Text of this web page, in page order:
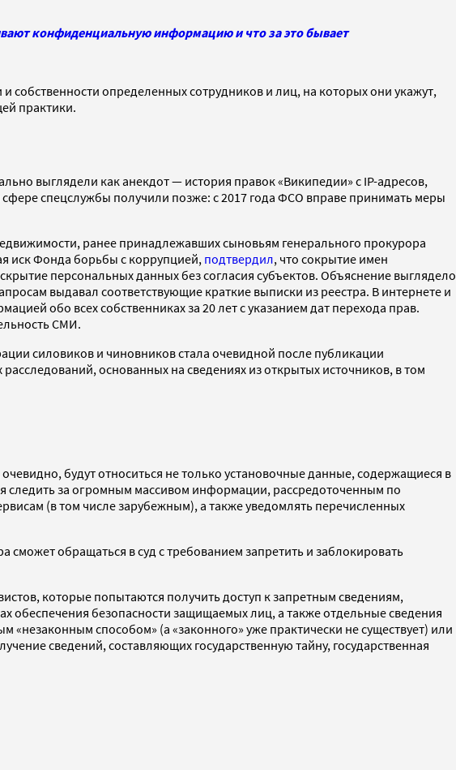
конфиденциальную информацию и что за это бывает
определенных сотрудников и лиц, на которых они укажут,
практики.
выглядели как анекдот — история правок «Википедии» с IP-адресов,
спецслужбы получили позже: с 2017 года ФСО вправе принимать меры
ранее принадлежавших сыновьям генерального прокурора
иск Фонда борьбы с коррупцией, подтвердил, что сокрытие имен
персональных данных без согласия субъектов. Объяснение выглядело
выдавал соответствующие краткие выписки из реестра. В интернете и
обо всех собственниках за 20 лет с указанием дат перехода прав.
СМИ.
силовиков и чиновников стала очевидной после публикации
основанных на сведениях из открытых источников, в том
будут относиться не только установочные данные, содержащиеся в
следить за огромным массивом информации, рассредоточенным по
(в том числе зарубежным), а также уведомлять перечисленных
обращаться в суд с требованием запретить и заблокировать
которые попытаются получить доступ к запретным сведениям,
обеспечения безопасности защищаемых лиц, а также отдельные сведения
«незаконным способом» (а «законного» уже практически не существует) или
сведений, составляющих государственную тайну, государственная